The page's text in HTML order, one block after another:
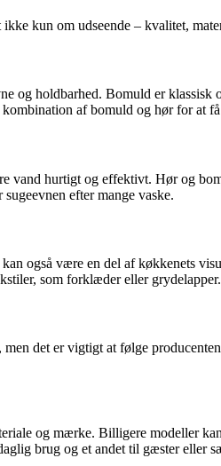
kun om udseende – kvalitet,
og holdbarhed. Bomuld er
af bomuld og hør for at få
vand hurtigt og effektivt. Hør og
efter mange vaske.
også være en del af køkkenets
som forklæder eller grydelapper.
det er vigtigt at følge
og mærke. Billigere modeller
brug og et andet til gæster eller